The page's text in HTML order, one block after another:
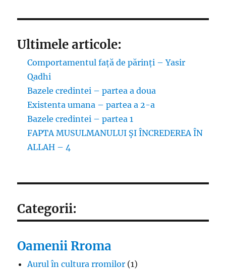
Ultimele articole:
Comportamentul față de părinți – Yasir
Qadhi
Bazele credintei – partea a doua
Existenta umana – partea a 2-a
Bazele credintei – partea 1
FAPTA MUSULMANULUI ŞI ÎNCREDEREA ÎN
ALLAH – 4
Categorii:
Oamenii Rroma
Aurul în cultura rromilor (1)